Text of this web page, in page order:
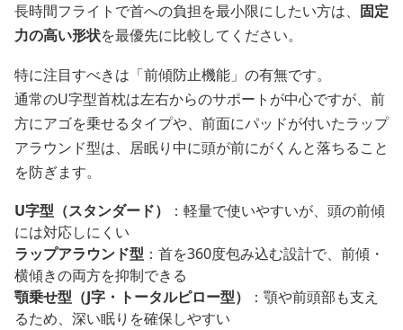
長時間フライトで首への負担を最小限にしたい方は、 固定
力の高い形状を最優先に比較してください。
特に注目すべきは「前傾防止機能」の有無です。
通常のU字型首枕は左右からのサポートが中心ですが、前
方にアゴを乗せるタイプや、前面にパッドが付いたラップ
アラウンド型は、居眠り中に頭が前にがくんと落ちること
を防ぎます。
U字型（スタンダード）
：軽量で使いやすいが、頭の前傾
には対応しにくい
ラップアラウンド型 ：首を360度包み込む設計で、前傾・
横傾きの両方を抑制できる
顎乗せ型（J字・トータルピロー型）
：顎や前頭部も支え
るため、深い眠りを確保しやすい